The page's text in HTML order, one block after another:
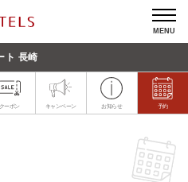
MENU
ト 長崎
クーポン キャンペーン お知らせ 予約